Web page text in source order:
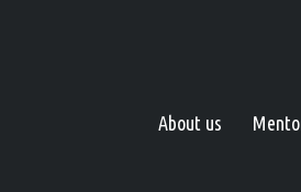
About us